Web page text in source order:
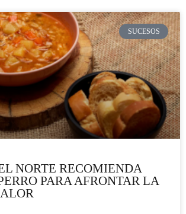
SUCESOS
NORTE RECOMIENDA
PARA AFRONTAR LA